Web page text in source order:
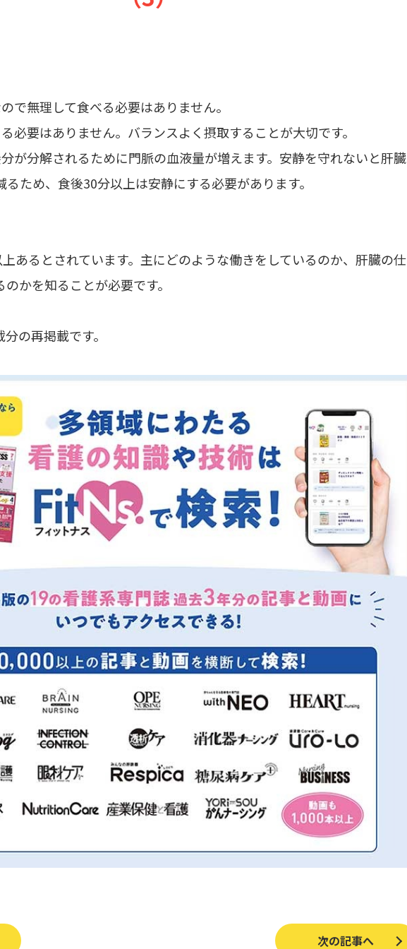
で無理して食べる必要はありません。
必要はありません。バランスよく摂取することが大切です。
が分解されるために門脈の血液量が増えます。安静を守れないと肝臓
ため、食後30分以上は安静にする必要があります。
あるとされています。主にどのような働きをしているのか、肝臓の仕
かを知ることが必要です。
の再掲載です。
次の記事へ